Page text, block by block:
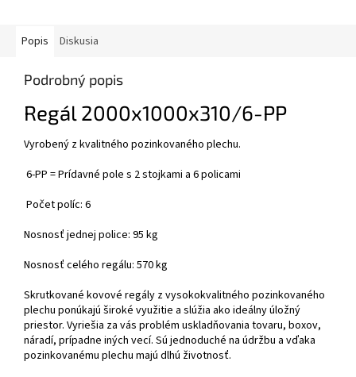
Popis Diskusia
Podrobný popis
Regál 2000x1000x310/6-PP
Vyrobený z kvalitného pozinkovaného plechu.
6-PP = Prídavné pole s 2 stojkami a 6 policami
Počet políc: 6
Nosnosť jednej police: 95 kg
Nosnosť celého regálu: 570 kg
Skrutkované kovové regály z vysokokvalitného pozinkovaného
plechu ponúkajú široké využitie a slúžia ako ideálny úložný
priestor. Vyriešia za vás problém uskladňovania tovaru, boxov,
náradí, prípadne iných vecí. Sú jednoduché na údržbu a vďaka
pozinkovanému plechu majú dlhú životnosť.